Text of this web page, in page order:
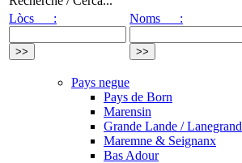
Lòcs :
Noms :
Pays negue
Pays de Born
Marensin
Grande Lande / Lanegrand
Maremne & Seignanx
Bas Adour